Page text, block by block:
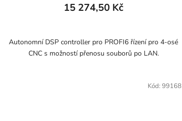
15 274,50 Kč
Autonomní DSP controller pro PROFI6 řízení pro 4-osé
CNC s možností přenosu souborů po LAN.
Kód: 99168